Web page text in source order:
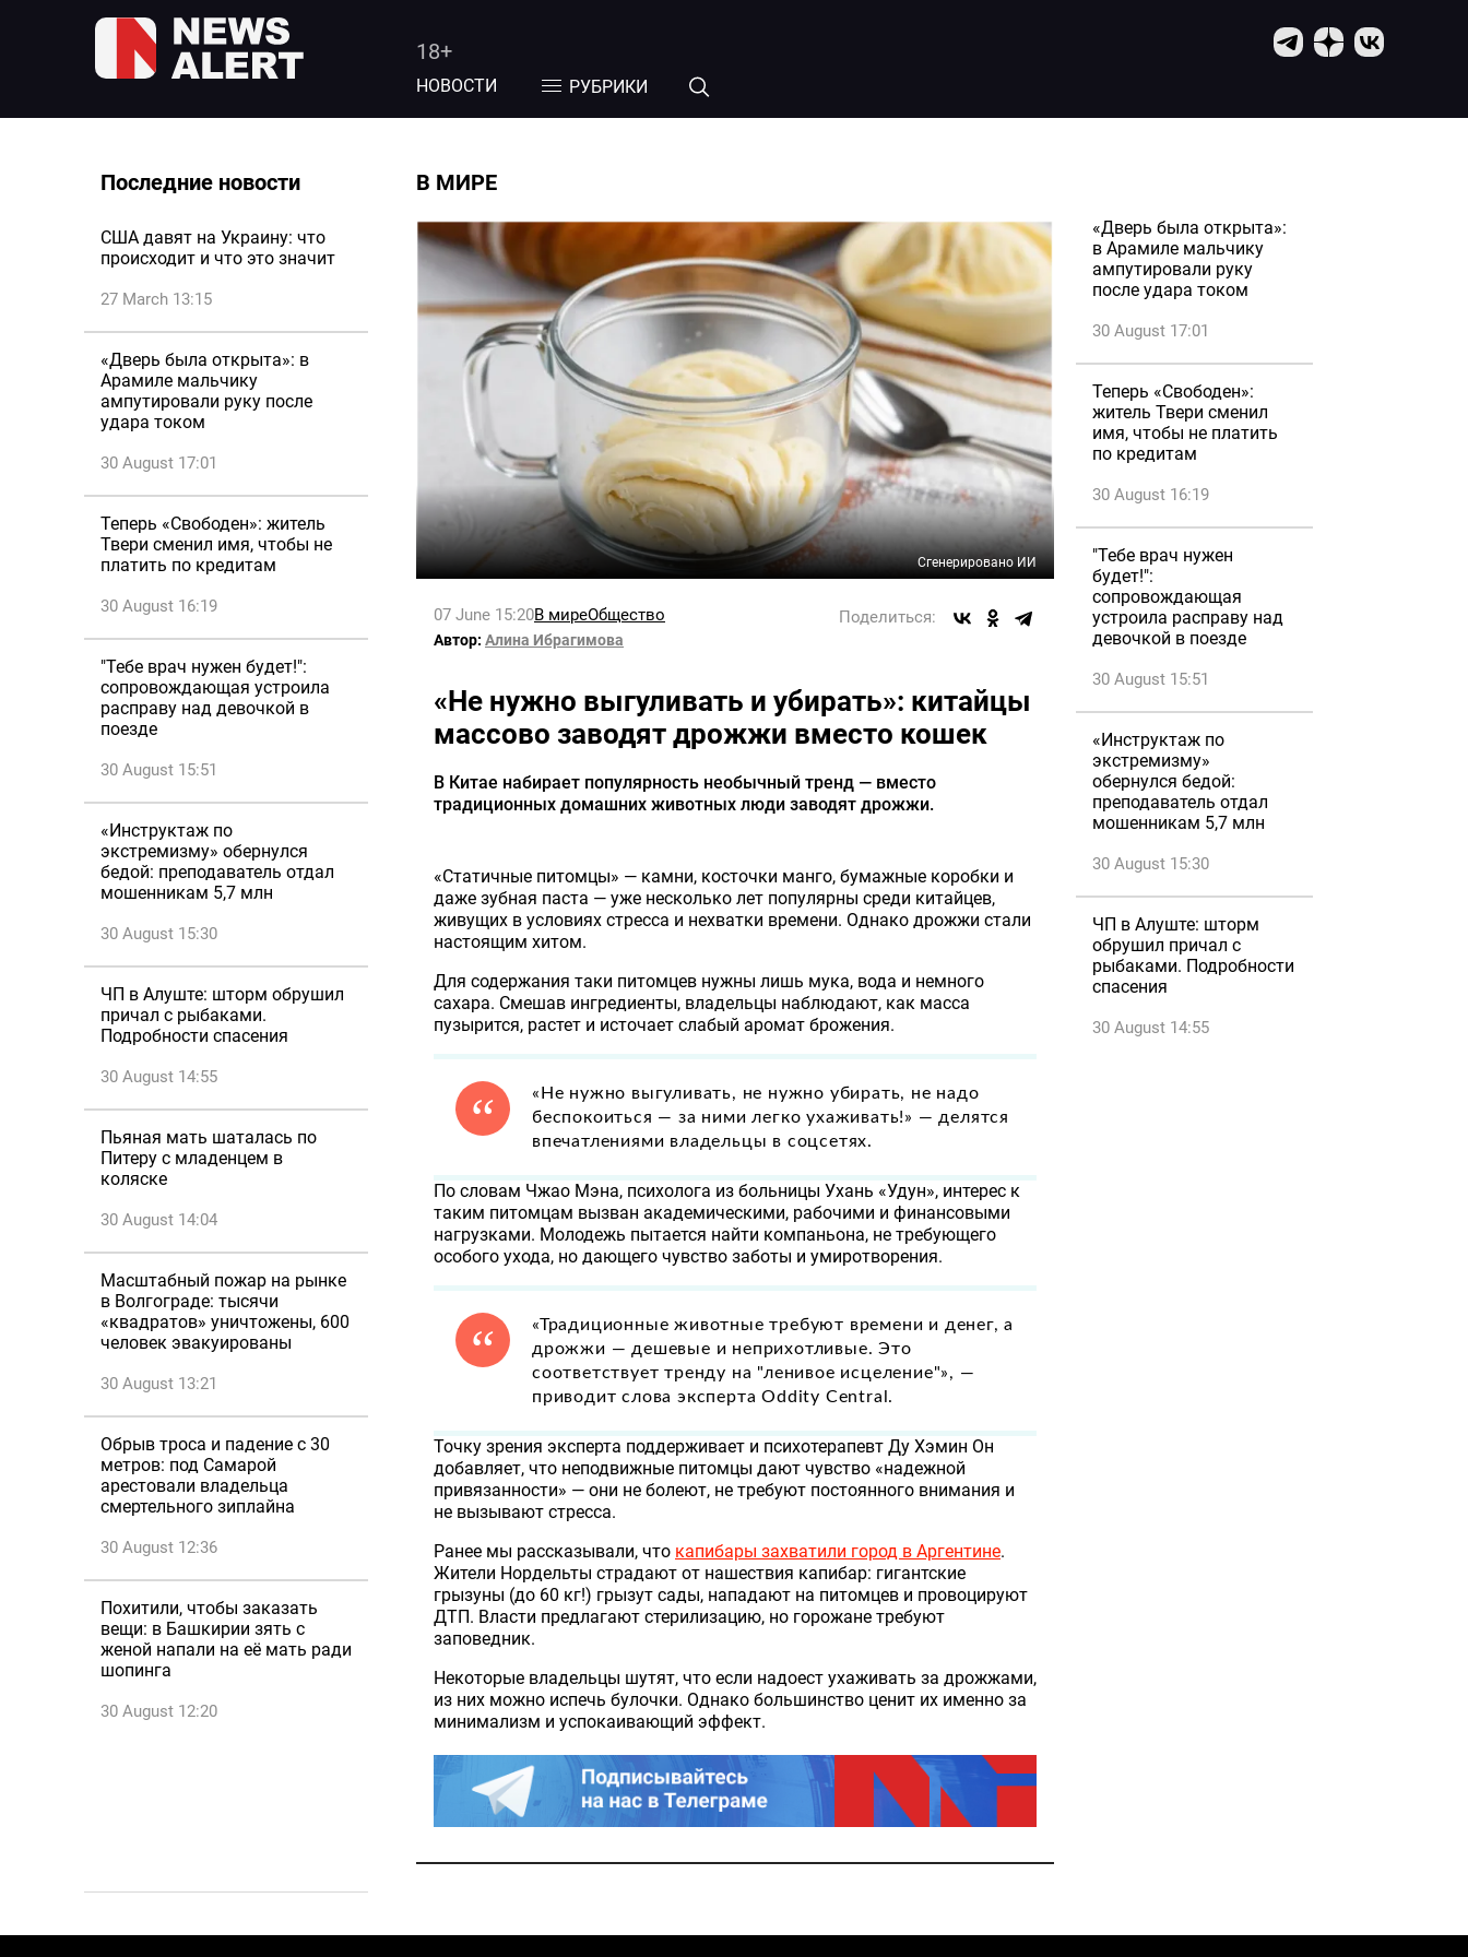
18+
НОВОСТИ РУБРИКИ
Последние новости
США давят на Украину: что
происходит и что это значит
27 March 13:15
«Дверь была открыта»: в
Арамиле мальчику
ампутировали руку после
удара током
30 August 17:01
Теперь «Свободен»: житель
Твери сменил имя, чтобы не
платить по кредитам
30 August 16:19
"Тебе врач нужен будет!":
сопровождающая устроила
расправу над девочкой в
поезде
30 August 15:51
«Инструктаж по
экстремизму» обернулся
бедой: преподаватель отдал
мошенникам 5,7 млн
30 August 15:30
ЧП в Алуште: шторм обрушил
причал с рыбаками.
Подробности спасения
30 August 14:55
Пьяная мать шаталась по
Питеру с младенцем в
коляске
30 August 14:04
Масштабный пожар на рынке
в Волгограде: тысячи
«квадратов» уничтожены, 600
человек эвакуированы
30 August 13:21
Обрыв троса и падение с 30
метров: под Самарой
арестовали владельца
смертельного зиплайна
30 August 12:36
Похитили, чтобы заказать
вещи: в Башкирии зять с
женой напали на её мать ради
шопинга
30 August 12:20
В МИРЕ
Сгенерировано ИИ
07 June 15:20В миреОбщество Поделиться:
Автор: Алина Ибрагимова
«Не нужно выгуливать и убирать»: китайцы
массово заводят дрожжи вместо кошек
В Китае набирает популярность необычный тренд — вместо
традиционных домашних животных люди заводят дрожжи.
«Статичные питомцы» — камни, косточки манго, бумажные коробки и
даже зубная паста — уже несколько лет популярны среди китайцев,
живущих в условиях стресса и нехватки времени. Однако дрожжи стали
настоящим хитом.
Для содержания таки питомцев нужны лишь мука, вода и немного
сахара. Смешав ингредиенты, владельцы наблюдают, как масса
пузырится, растет и источает слабый аромат брожения.
«Не нужно выгуливать, не нужно убирать, не надо
беспокоиться — за ними легко ухаживать!» — делятся
впечатлениями владельцы в соцсетях.
По словам Чжао Мэна, психолога из больницы Ухань «Удун», интерес к
таким питомцам вызван академическими, рабочими и финансовыми
нагрузками. Молодежь пытается найти компаньона, не требующего
особого ухода, но дающего чувство заботы и умиротворения.
«Традиционные животные требуют времени и денег, а
дрожжи — дешевые и неприхотливые. Это
соответствует тренду на "ленивое исцеление"», —
приводит слова эксперта Oddity Central.
Точку зрения эксперта поддерживает и психотерапевт Ду Хэмин Он
добавляет, что неподвижные питомцы дают чувство «надежной
привязанности» — они не болеют, не требуют постоянного внимания и
не вызывают стресса.
Ранее мы рассказывали, что капибары захватили город в Аргентине.
Жители Нордельты страдают от нашествия капибар: гигантские
грызуны (до 60 кг!) грызут сады, нападают на питомцев и провоцируют
ДТП. Власти предлагают стерилизацию, но горожане требуют
заповедник.
Некоторые владельцы шутят, что если надоест ухаживать за дрожжами,
из них можно испечь булочки. Однако большинство ценит их именно за
минимализм и успокаивающий эффект.
«Дверь была открыта»:
в Арамиле мальчику
ампутировали руку
после удара током
30 August 17:01
Теперь «Свободен»:
житель Твери сменил
имя, чтобы не платить
по кредитам
30 August 16:19
"Тебе врач нужен
будет!":
сопровождающая
устроила расправу над
девочкой в поезде
30 August 15:51
«Инструктаж по
экстремизму»
обернулся бедой:
преподаватель отдал
мошенникам 5,7 млн
30 August 15:30
ЧП в Алуште: шторм
обрушил причал с
рыбаками. Подробности
спасения
30 August 14:55